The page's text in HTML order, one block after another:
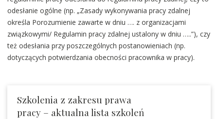
odesłanie ogólne (np. „Zasady wykonywania pracy zdalnej
określa Porozumienie zawarte w dniu …. z organizacjami
związkowymi/ Regulamin pracy zdalnej ustalony w dniu …..”), czy
też odesłania przy poszczególnych postanowieniach (np.
dotyczących potwierdzania obecności pracownika w pracy).
Szkolenia z zakresu prawa
pracy – aktualna lista szkoleń